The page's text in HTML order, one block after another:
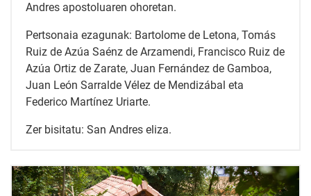
Andres apostoluaren ohoretan.
Pertsonaia ezagunak: Bartolome de Letona, Tomás
Ruiz de Azúa Saénz de Arzamendi, Francisco Ruiz de
Azúa Ortiz de Zarate, Juan Fernández de Gamboa,
Juan León Sarralde Vélez de Mendizábal eta
Federico Martínez Uriarte.
Zer bisitatu: San Andres eliza.